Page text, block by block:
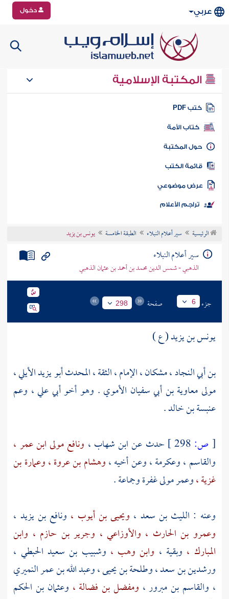
عربي دخول
المكتبة الإسلامية
كتب PDF
كتاب الأمة
المكتبة
الكتب
موضوعي
تراجم الأعلام
الرئيسية سير أعلام النبلاء الطبقة الخامسة يونس بن يزيد
سير أعلام النبلاء
الذهبي - شمس الدين محمد بن أحمد بن عثمان الذهبي
جزء 6 صفحة 298
يونس بن يزيد ( ع )
بن أبي النجاد ، مشكان ، الإمام ، الثقة ، المحدث أبو يزيد الأيلي ،
مولىمعاوية بن أبي سفيان الأموي . وهو أخوأبي علي ، وعم
عنبسة بن خالد.
[ ص: حدث عنابن شهاب ، ونافع مولى ابن عمر ،
والقاسم ،وعكرمة ،وعن أخيه ،وهشام بن عروة ،وعمارة بن
غزية ،وعمر مولى غفرةوجماعة .
وعنه : الليث بن سعد ، ويحيى بن أيوب ، ونافع بن يزيد ،
وعمرو بن الحارث ، والأوزاعي ، وجرير بن حازم ، وابن
المبارك ، وبقية ، وابن وهب ، وشبيب بن سعيد الحبطي ،
ورشدين بن سعد ،وطلحة بن يحيى ،وعبد الله بن عمر النميري
، والقاسم بن مبرور ، ومفضل بن فضالة ، وعثمان بن الحكم